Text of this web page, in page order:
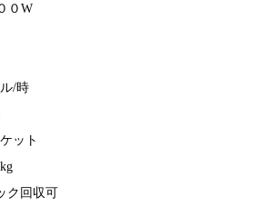
０W
/時
ット
ク回収可